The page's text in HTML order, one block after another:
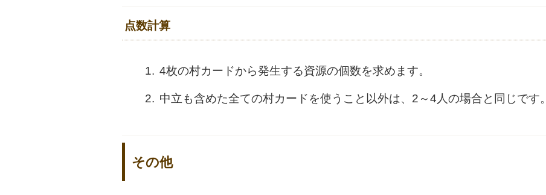
点数計算
4枚の村カードから発生する資源の個数を求めます。
中立も含めた全ての村カードを使うこと以外は、2～4人の場合と同じです。
その他